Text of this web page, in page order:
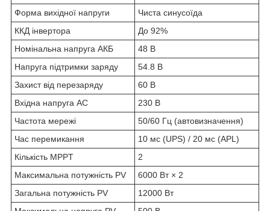
Форма вихідної напруги
Чиста синусоїда
ККД інвертора
До 92%
Номінальна напруга АКБ
48 В
Напруга підтримки заряду
54.8 В
Захист від перезаряду
60 В
Вхідна напруга AC
230 В
Частота мережі
50/60 Гц (автовизначення)
Час перемикання
10 мс (UPS) / 20 мс (APL)
Кількість MPPT
2
Максимальна потужність PV
6000 Вт × 2
Загальна потужність PV
12000 Вт